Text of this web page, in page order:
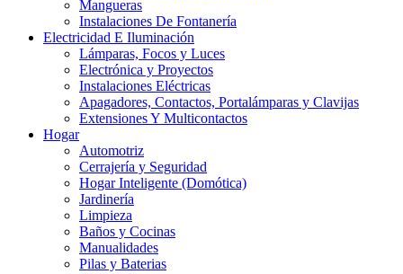
Mangueras
Instalaciones De Fontanería
Electricidad E Iluminación
Lámparas, Focos y Luces
Electrónica y Proyectos
Instalaciones Eléctricas
Apagadores, Contactos, Portalámparas y Clavijas
Extensiones Y Multicontactos
Hogar
Automotriz
Cerrajería y Seguridad
Hogar Inteligente (Domótica)
Jardinería
Limpieza
Baños y Cocinas
Manualidades
Pilas y Baterias